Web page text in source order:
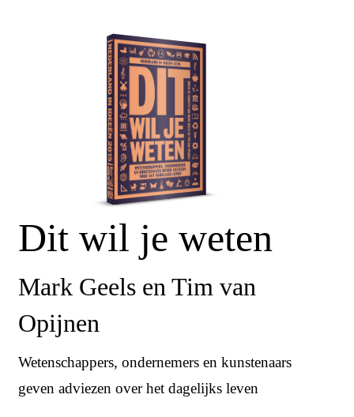
Dit wil je weten
Mark Geels en Tim van
Opijnen
Wetenschappers, ondernemers en kunstenaars
geven adviezen over het dagelijks leven